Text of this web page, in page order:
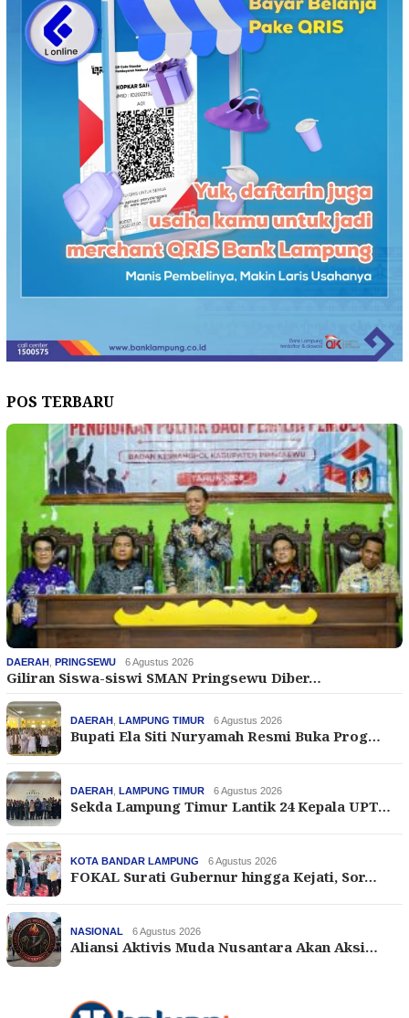
POS TERBARU
DAERAH PRINGSEWU 6 Agustus 2026
Giliran Siswa-siswi SMAN Pringsewu Diber…
DAERAH LAMPUNG TIMUR 6 Agustus 2026
Bupati Ela Siti Nuryamah Resmi Buka Prog…
DAERAH LAMPUNG TIMUR 6 Agustus 2026
Sekda Lampung Timur Lantik 24 Kepala UPT…
KOTA BANDAR LAMPUNG 6 Agustus 2026
FOKAL Surati Gubernur hingga Kejati, Sor…
NASIONAL 6 Agustus 2026
Aliansi Aktivis Muda Nusantara Akan Aksi…